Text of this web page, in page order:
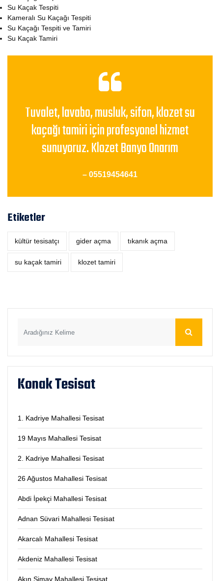
Su Kaçak Tespiti
Kameralı Su Kaçağı Tespiti
Su Kaçağı Tespiti ve Tamiri
Su Kaçak Tamiri
Tuvalet, lavabo, musluk, sifon, klozet su
kaçağı tamiri için profesyonel hizmet
sunuyoruz. Klozet Banyo Onarım
– 05519454641
Etiketler
kültür tesisatçı ‎gider açma tıkanık açma
su kaçak tamiri klozet tamiri
Konak Tesisat
1. Kadriye Mahallesi Tesisat
19 Mayıs Mahallesi Tesisat
2. Kadriye Mahallesi Tesisat
26 Ağustos Mahallesi Tesisat
Abdi İpekçi Mahallesi Tesisat
Adnan Süvari Mahallesi Tesisat
Akarcalı Mahallesi Tesisat
Akdeniz Mahallesi Tesisat
Akın Simav Mahallesi Tesisat